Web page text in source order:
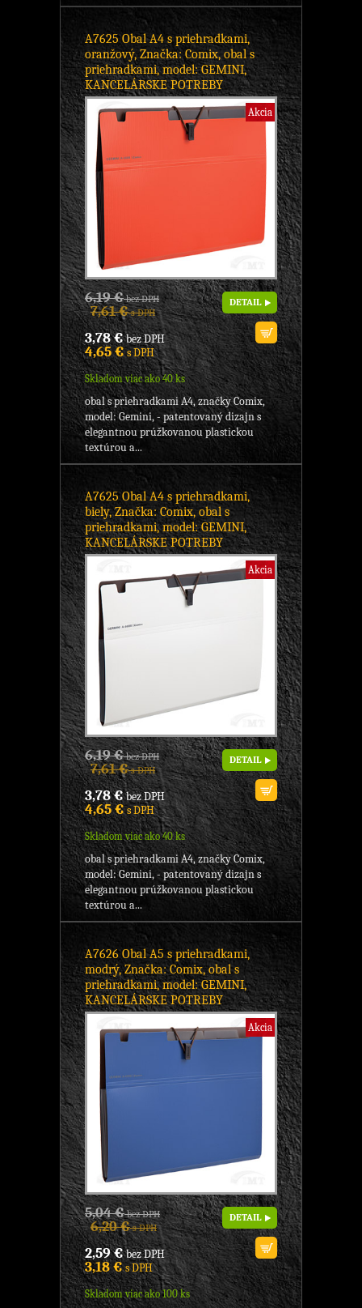
A7625 Obal A4 s priehradkami,
oranžový, Značka: Comix, obal s
priehradkami, model: GEMINI,
KANCELÁRSKE POTREBY
Akcia
6,19 €bez DPH
7,61 €s DPH
3,78 €bez DPH
4,65 €s DPH
Skladom viac ako 40 ks
DETAIL
obal s priehradkami A4, značky Comix,
model: Gemini, - patentovaný dizajn s
elegantnou prúžkovanou plastickou
textúrou a...
A7625 Obal A4 s priehradkami,
biely, Značka: Comix, obal s
priehradkami, model: GEMINI,
KANCELÁRSKE POTREBY
Akcia
6,19 €bez DPH
7,61 €s DPH
3,78 €bez DPH
4,65 €s DPH
Skladom viac ako 40 ks
DETAIL
obal s priehradkami A4, značky Comix,
model: Gemini, - patentovaný dizajn s
elegantnou prúžkovanou plastickou
textúrou a...
A7626 Obal A5 s priehradkami,
modrý, Značka: Comix, obal s
priehradkami, model: GEMINI,
KANCELÁRSKE POTREBY
Akcia
5,04 €bez DPH
6,20 €s DPH
2,59 €bez DPH
3,18 €s DPH
Skladom viac ako 100 ks
DETAIL